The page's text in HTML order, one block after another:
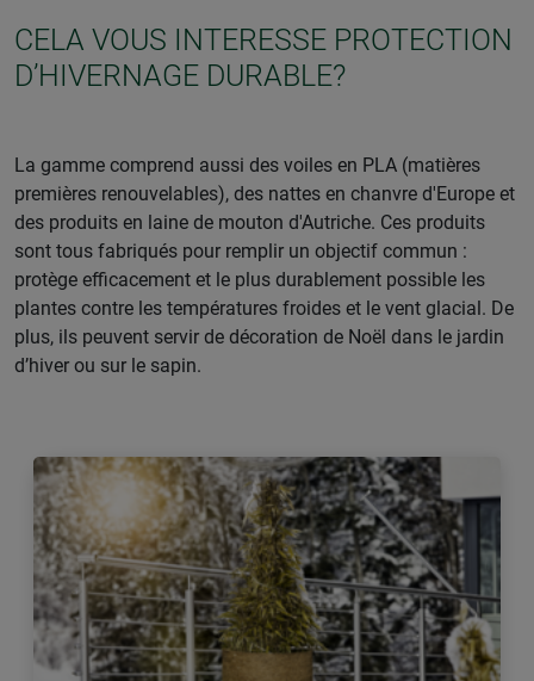
CELA VOUS INTERESSE PROTECTION
D’HIVERNAGE DURABLE?
La gamme comprend aussi des voiles en PLA (matières
premières renouvelables), des nattes en chanvre d'Europe et
des produits en laine de mouton d'Autriche. Ces produits
sont tous fabriqués pour remplir un objectif commun :
protège efficacement et le plus durablement possible les
plantes contre les températures froides et le vent glacial. De
plus, ils peuvent servir de décoration de Noël dans le jardin
d’hiver ou sur le sapin.